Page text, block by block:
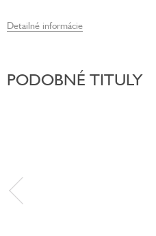
Detailné informácie
PODOBNÉ TITULY